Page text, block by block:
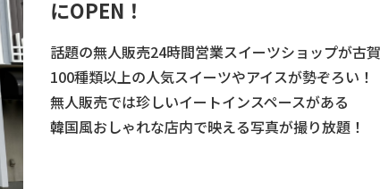
にOPEN！
話題の無人販売24時間営業スイーツショップが古
100種類以上の人気スイーツやアイスが勢ぞろい！
無人販売では珍しいイートインスペースがある
韓国風おしゃれな店内で映える写真が撮り放題！